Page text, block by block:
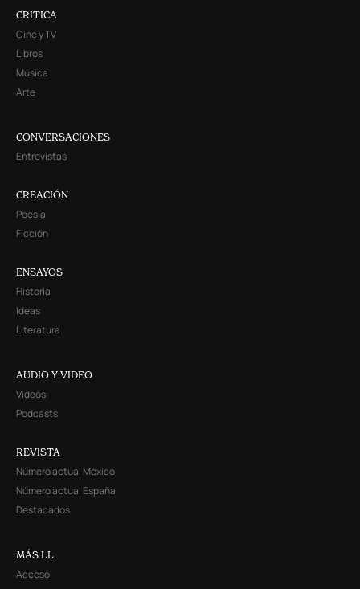
CRITICA
Cine y TV
Libros
Música
Arte
CONVERSACIONES
Entrevistas
CREACIÓN
Poesía
Ficción
ENSAYOS
Historia
Ideas
Literatura
AUDIO Y VIDEO
Videos
Podcasts
REVISTA
Número actual México
Número actual España
Destacados
MÁS LL
Acceso